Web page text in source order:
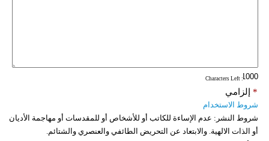
: Characters Left
إلزامي *
شروط الاستخدام
شروط النشر: عدم الإساءة للكاتب أو للأشخاص أو للمقدسات أو مهاجمة الأديان
أو الذات الالهية. والابتعاد عن التحريض الطائفي والعنصري والشتائم.